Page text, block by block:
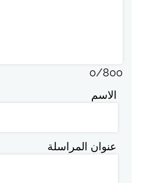
0/800
الاسم
عنوان المراسلة